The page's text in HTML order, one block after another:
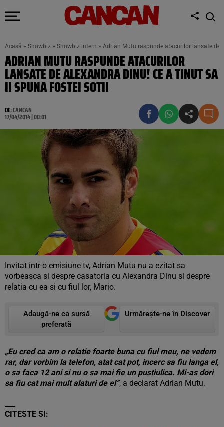
Acasă » Showbiz » Showbiz intern » Adrian Mutu raspunde atacurilor lansate de
ADRIAN MUTU RASPUNDE ATACURILOR
LANSATE DE ALEXANDRA DINU! CE A TINUT SA
II SPUNA FOSTEI SOTII
DE:CANCAN
17/04/2014 | 00:01
Invitat intr-o emisiune tv, Adrian Mutu nu a ezitat sa
vorbeasca si despre casatoria cu Alexandra Dinu si despre
relatia cu ea si cu fiul lor, Mario.
Adaugă-ne ca sursă
preferată
Urmărește-ne în Discover
„Eu cred ca am o relatie foarte buna cu fiul meu, ne vedem
rar, dar vorbim la telefon, atat cat pot, incerc sa fiu langa el,
o sa faca 12 ani si nu o sa mai fie un pustiulica. Mi-as dori
sa fiu cat mai mult alaturi de el”, a declarat Adrian Mutu.
CITESTE SI: